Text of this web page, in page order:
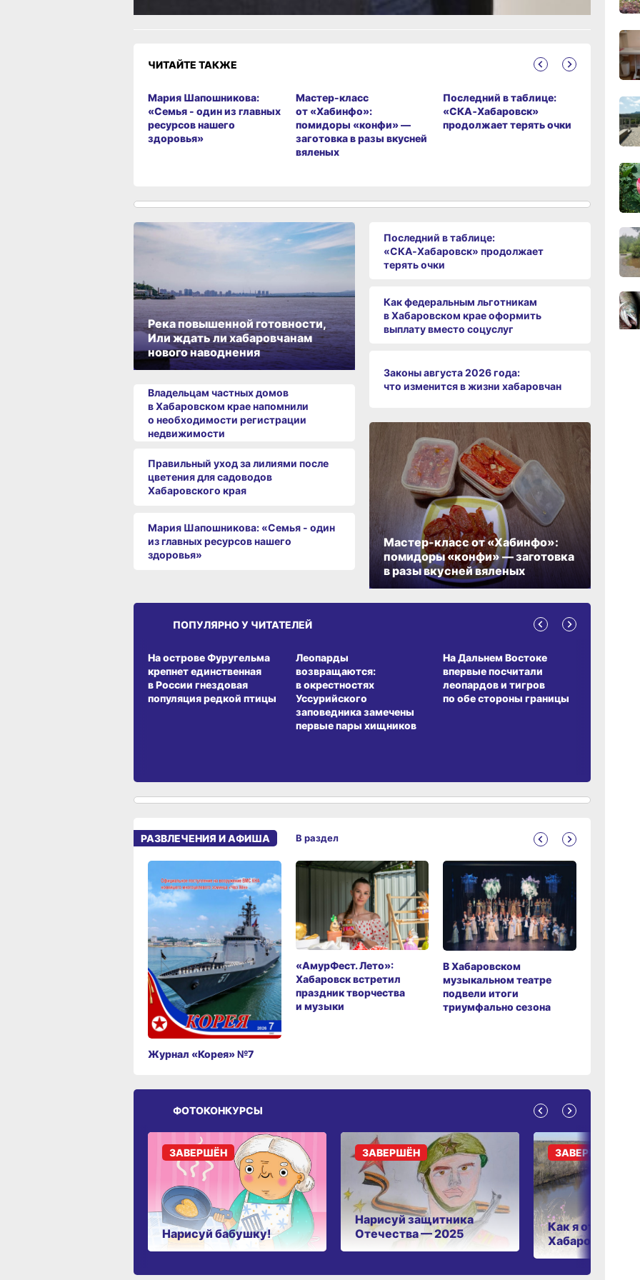
ЧИТАЙТЕ ТАКЖЕ
Мария Шапошникова:
«Семья - один из главных
ресурсов нашего
здоровья»
Мастер-класс
от «Хабинфо»:
помидоры «конфи» —
заготовка в разы вкусней
вяленых
Последний в таблице:
«СКА‑Хабаровск»
продолжает терять очки
Река
ли
Река повышенной готовности,
Или ждать ли хабаровчанам
нового наводнения
Владельцам частных домов
в Хабаровском крае напомнили
о необходимости регистрации
недвижимости
Правильный уход за лилиями после
цветения для садоводов
Хабаровского края
Мария Шапошникова: «Семья - один
из главных ресурсов нашего
здоровья»
Последний в таблице:
«СКА‑Хабаровск» продолжает
терять очки
Как федеральным льготникам
в Хабаровском крае оформить
выплату вместо соцуслуг
Законы августа 2026 года:
что изменится в жизни хабаровчан
Мастер-класс от «Хабинфо»:
помидоры «конфи» — заготовка
в разы вкусней вяленых
ПОПУЛЯРНО У ЧИТАТЕЛЕЙ
На острове Фуругельма
крепнет единственная
в России гнездовая
популяция редкой птицы
Леопарды
возвращаются:
в окрестностях
Уссурийского
заповедника замечены
первые пары хищников
На Дальнем Востоке
впервые посчитали
леопардов и тигров
по обе стороны границы
РАЗВЛЕЧЕНИЯ И АФИША
Журнал «Корея» №7
«АмурФест. Лето»:
Хабаровск встретил
праздник творчества
и музыки
В Хабаровском
музыкальном театре
подвели итоги
триумфально сезона
В раздел
ФОТОКОНКУРСЫ
Нарисуй бабушку!
ЗАВЕРШЁН
Нарисуй защитника
Отечества — 2025
ЗАВЕРШЁН
Как я отдыхаю в
Хабаровском
ЗАВЕРШЁН